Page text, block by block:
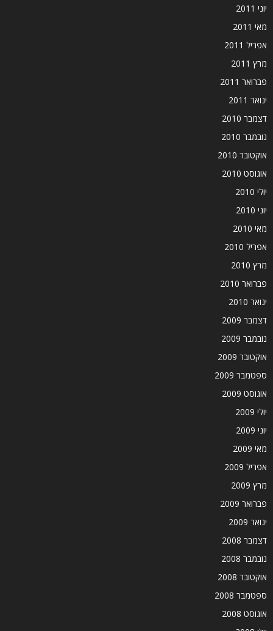
יוני 2011
מאי 2011
אפריל 2011
מרץ 2011
פברואר 2011
ינואר 2011
דצמבר 2010
נובמבר 2010
אוקטובר 2010
אוגוסט 2010
יולי 2010
יוני 2010
מאי 2010
אפריל 2010
מרץ 2010
פברואר 2010
ינואר 2010
דצמבר 2009
נובמבר 2009
אוקטובר 2009
ספטמבר 2009
אוגוסט 2009
יולי 2009
יוני 2009
מאי 2009
אפריל 2009
מרץ 2009
פברואר 2009
ינואר 2009
דצמבר 2008
נובמבר 2008
אוקטובר 2008
ספטמבר 2008
אוגוסט 2008